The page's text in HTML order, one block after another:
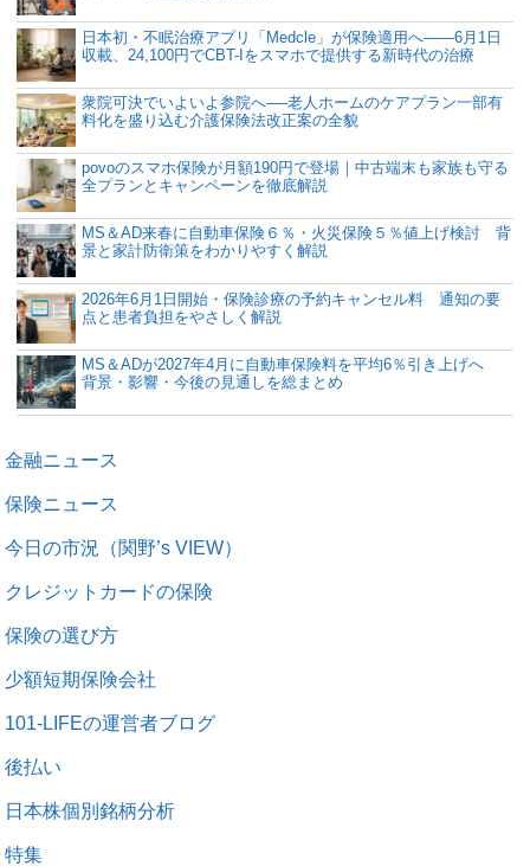
日本初・不眠治療アプリ「Medcle」が保険適用へ――6月1日
収載、24,100円でCBT-Iをスマホで提供する新時代の治療
衆院可決でいよいよ参院へ──老人ホームのケアプラン一部有
料化を盛り込む介護保険法改正案の全貌
povoのスマホ保険が月額190円で登場｜中古端末も家族も守る
全プランとキャンペーンを徹底解説
MS＆AD来春に自動車保険６％・火災保険５％値上げ検討 背
景と家計防衛策をわかりやすく解説
2026年6月1日開始・保険診療の予約キャンセル料 通知の要
点と患者負担をやさしく解説
MS＆ADが2027年4月に自動車保険料を平均6％引き上げへ
背景・影響・今後の見通しを総まとめ
金融ニュース
保険ニュース
今日の市況（関野’s VIEW）
クレジットカードの保険
保険の選び方
少額短期保険会社
101-LIFEの運営者ブログ
後払い
日本株個別銘柄分析
特集